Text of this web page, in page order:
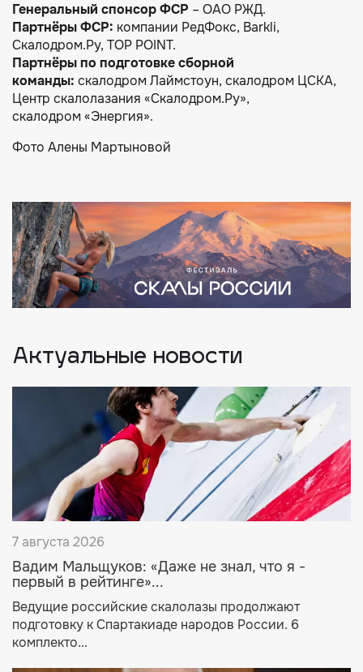
Генеральный спонсор ФСР – ОАО РЖД.
Партнёры ФСР: компании РедФокс, Barkli,
Скалодром.Ру, TOP POINT.
Партнёры по подготовке сборной
команды: скалодром Лаймстоун, скалодром ЦСКА,
Центр скалолазания «Скалодром.Ру»,
скалодром «Энергия».
Фото Алены Мартыновой
Актуальные новости
7 августа 2026
Вадим Мальщуков: «Даже не знал, что я -
первый в рейтинге»...
Ведущие российские скалолазы продолжают
подготовку к Спартакиаде народов России. 6
комплекто...